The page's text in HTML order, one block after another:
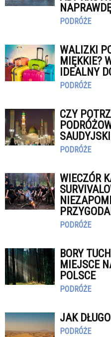
PODRÓŻE
WALIZKI
MIĘKKIE?
IDEALNY
PODRÓŻE
CZY
PODRÓŻE
WIECZÓR
PODRÓŻE
BORY
MIEJSCE
POLSCE
PODRÓŻE
JAK
PODRÓŻE